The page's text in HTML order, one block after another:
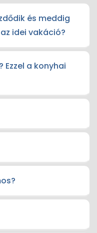
és meddig
idei vakáció?
Ezzel a konyhai